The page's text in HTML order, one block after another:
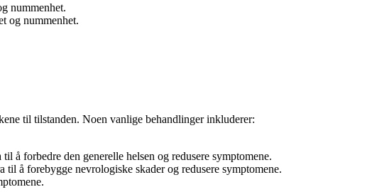
nummenhet.
og nummenhet.
til tilstanden. Noen vanlige behandlinger inkluderer:
å forbedre den generelle helsen og redusere symptomene.
å forebygge nevrologiske skader og redusere symptomene.